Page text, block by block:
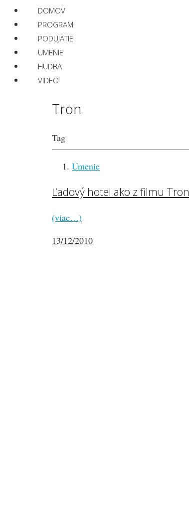
DOMOV
PROGRAM
PODUJATIE
UMENIE
HUDBA
VIDEO
Tron
Tag
Umenie
Ľadový hotel ako z filmu Tron
(viac…)
13/12/2010